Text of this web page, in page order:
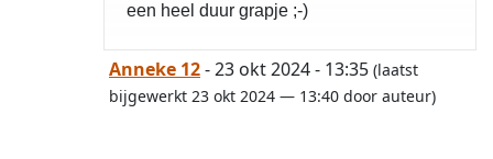
een heel duur grapje ;-)
Anneke 12- 23 okt 2024 - 13:35 (laatst
bijgewerkt 23 okt 2024 — 13:40 door auteur)